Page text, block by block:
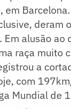
em
deram
Em alusão ao
raça muito
a
com
Mundial de